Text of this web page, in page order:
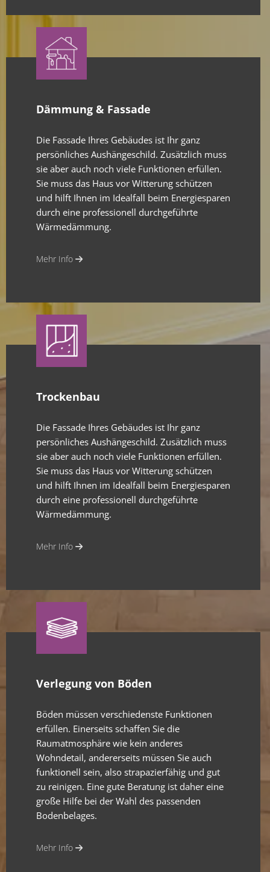
Dämmung & Fassade
Die Fassade Ihres Gebäudes ist Ihr ganz
persönliches Aushängeschild. Zusätzlich muss
sie aber auch noch viele Funktionen erfüllen.
Sie muss das Haus vor Witterung schützen
und hilft Ihnen im Idealfall beim Energiesparen
durch eine professionell durchgeführte
Wärmedämmung.
Mehr Info 
Trockenbau
Die Fassade Ihres Gebäudes ist Ihr ganz
persönliches Aushängeschild. Zusätzlich muss
sie aber auch noch viele Funktionen erfüllen.
Sie muss das Haus vor Witterung schützen
und hilft Ihnen im Idealfall beim Energiesparen
durch eine professionell durchgeführte
Wärmedämmung.
Mehr Info 
Verlegung von Böden
Böden müssen verschiedenste Funktionen
erfüllen. Einerseits schaffen Sie die
Raumatmosphäre wie kein anderes
Wohndetail, andererseits müssen Sie auch
funktionell sein, also strapazierfähig und gut
zu reinigen. Eine gute Beratung ist daher eine
große Hilfe bei der Wahl des passenden
Bodenbelages.
Mehr Info 